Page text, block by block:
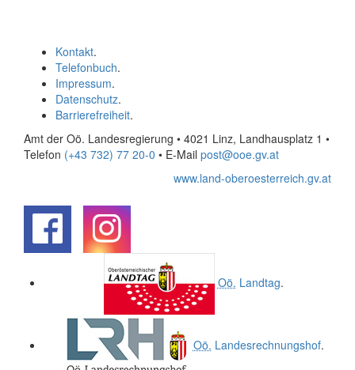
Kontakt.
Telefonbuch.
Impressum.
Datenschutz.
Barrierefreiheit.
Amt der Oö. Landesregierung • 4021 Linz, Landhausplatz 1 •
Telefon (+43 732) 77 20-0 • E-Mail post@ooe.gv.at
www.land-oberoesterreich.gv.at
Oö. Landtag.
Oö. Landesrechnungshof.